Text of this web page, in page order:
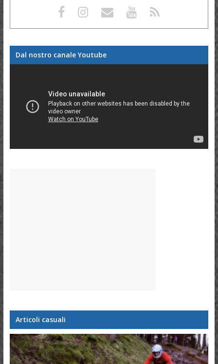
Dal nostro canale Youtube
Articoli casuali